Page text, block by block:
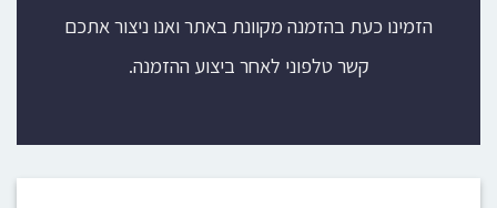
הזמינו כעת בהזמנה מקוונת באתר ואנו ניצור אתכם
קשר טלפוני לאחר ביצוע ההזמנה.